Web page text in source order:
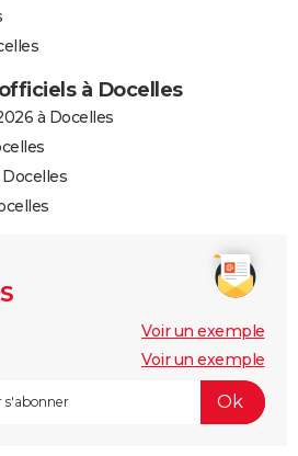
à Docelles
à Docelles
Voir un exemple
Voir un exemple